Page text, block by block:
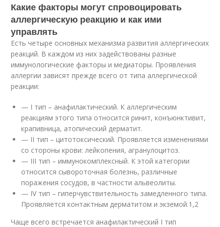
Какие факторы могут спровоцировать
аллергическую реакцию и как ими
управлять
Есть четыре основных механизма развития аллергических
реакций. В каждом из них задействованы разные
иммунологические факторы и медиаторы. Проявления
аллергии зависят прежде всего от типа аллергической
реакции:
— I тип – анафилактический. К аллергическим
реакциям этого типа относится ринит, конъюнктивит,
крапивница, атопический дерматит.
— II тип – цитотоксический. Проявляется изменениями
со стороны крови: лейкопения, агранулоцитоз.
— III тип – иммунокомплексный. К этой категории
относится сывороточная болезнь, различные
поражения сосудов, в частности альвеолиты.
— IV тип – гиперчувствительность замедленного типа.
Проявляется контактным дерматитом и экземой.1,2
Чаще всего встречается анафилактический I тип